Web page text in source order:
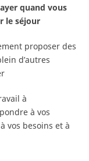
quand vous
le séjour
proposer des
d’autres
à
à vos
vos besoins et à